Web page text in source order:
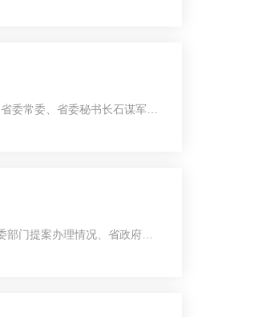
委常委、省委秘书长石谋军一
门提案办理情况、省政府关